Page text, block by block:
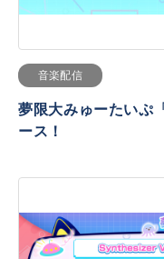
音楽配信
夢限大みゅーたいぷ
ース！